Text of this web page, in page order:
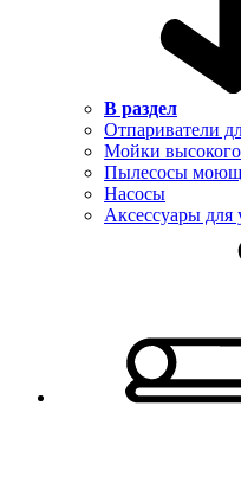
В раздел
Отпариватели
Мойки
Пылесосы
Насосы
Аксессуары для